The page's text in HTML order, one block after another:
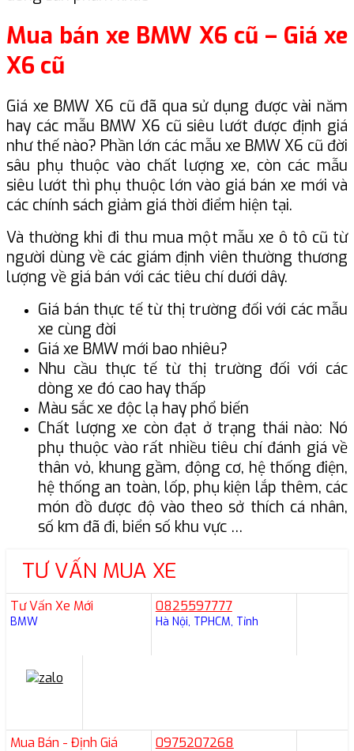
Mua bán xe BMW X6 cũ – Giá xe
X6 cũ
Giá xe BMW X6 cũ đã qua sử dụng được vài năm
hay các mẫu BMW X6 cũ siêu lướt được định giá
như thế nào? Phần lớn các mẫu xe BMW X6 cũ đời
sâu phụ thuộc vào chất lượng xe, còn các mẫu
siêu lướt thì phụ thuộc lớn vào giá bán xe mới và
các chính sách giảm giá thời điểm hiện tại.
Và thường khi đi thu mua một mẫu xe ô tô cũ từ
người dùng về các giám định viên thường thương
lượng về giá bán với các tiêu chí dưới dây.
Giá bán thực tế từ thị trường đối với các mẫu
xe cùng đời
Giá xe BMW mới bao nhiêu?
Nhu cầu thực tế từ thị trường đối với các
dòng xe đó cao hay thấp
Màu sắc xe độc lạ hay phổ biến
Chất lượng xe còn đạt ở trạng thái nào: Nó
phụ thuộc vào rất nhiều tiêu chí đánh giá về
thân vỏ, khung gầm, động cơ, hệ thống điện,
hệ thống an toàn, lốp, phụ kiện lắp thêm, các
món đồ được độ vào theo sở thích cá nhân,
số km đã đi, biển số khu vực …
TƯ VẤN MUA XE
Tư Vấn Xe Mới
BMW
0825597777
Hà Nội, TPHCM, Tỉnh
Mua Bán - Định Giá 0975207268